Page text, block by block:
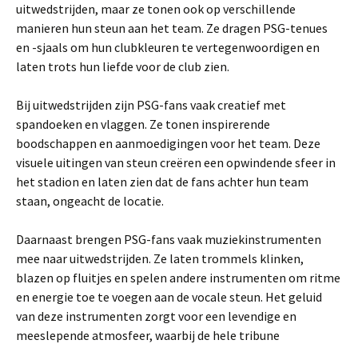
uitwedstrijden, maar ze tonen ook op verschillende
manieren hun steun aan het team. Ze dragen PSG-tenues
en -sjaals om hun clubkleuren te vertegenwoordigen en
laten trots hun liefde voor de club zien.
Bij uitwedstrijden zijn PSG-fans vaak creatief met
spandoeken en vlaggen. Ze tonen inspirerende
boodschappen en aanmoedigingen voor het team. Deze
visuele uitingen van steun creëren een opwindende sfeer in
het stadion en laten zien dat de fans achter hun team
staan, ongeacht de locatie.
Daarnaast brengen PSG-fans vaak muziekinstrumenten
mee naar uitwedstrijden. Ze laten trommels klinken,
blazen op fluitjes en spelen andere instrumenten om ritme
en energie toe te voegen aan de vocale steun. Het geluid
van deze instrumenten zorgt voor een levendige en
meeslepende atmosfeer, waarbij de hele tribune